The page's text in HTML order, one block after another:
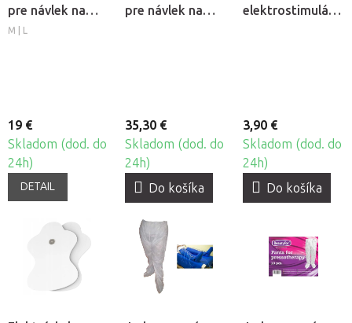
pre návlek na
nohu Fabulo
M | L
19 €
Skladom (dod. do
24h)
DETAIL
pre návlek na
35,30 €
Skladom (dod. do
24h)
Do košíka
3,90 €
Skladom (dod. do
24h)
Do košíka